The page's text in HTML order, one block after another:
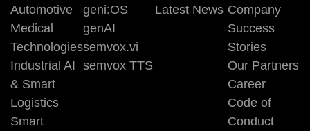
Automotive
Medical
Technologies
Industrial AI
& Smart
Logistics
Smart
geni:OS
genAI
semvox.vi
semvox TTS
Latest News Company
Success
Stories
Our Partners
Career
Code of
Conduct